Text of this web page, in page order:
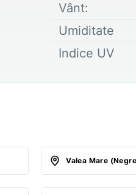
Vânt:
Umiditate
Indice UV
Valea Mare